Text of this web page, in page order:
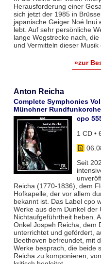
Herausforderung einer
sich jetzt der 1985 in
japanische Geiger Noé Inui
lebt. Auf sehr persönliche
lange Wegstrecke nach,
und Vermitteln dieser
»zur
Anton Reicha
Complete Symphonies
Münchner
cpo
1 CD •
Seit
Reicha (1770-1836), dem
Hofkapelle, der vor allem
bekannt ist. Das Label cpo
Werke aus dem Dunkel der
Nichtaufgeführtheit heben.
Onkel Jospeh Reicha, dem
unterrichtet und gefördert,
Beethoven befreundet, mit
Werke besprach, die beide
Reicha zu komponieren,